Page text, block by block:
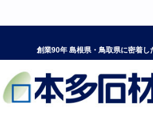
創業90年 島根県・鳥取県に密着し